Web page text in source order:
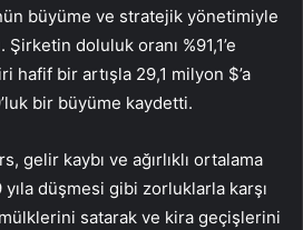
büyüme ve stratejik yönetimiyle
Şirketin doluluk oranı %91,1’e
hafif bir artışla 29,1 milyon $’a
bir büyüme kaydetti.
gelir kaybı ve ağırlıklı ortalama
düşmesi gibi zorluklarla karşı
satarak ve kira geçişlerini